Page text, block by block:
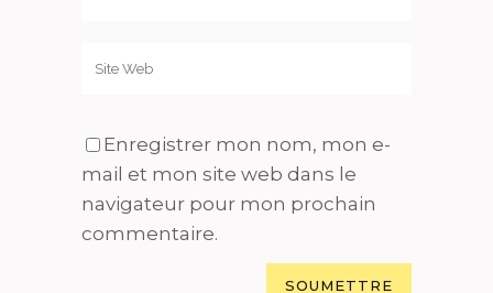
Enregistrer mon nom, mon e-
mail et mon site web dans le
navigateur pour mon prochain
commentaire.